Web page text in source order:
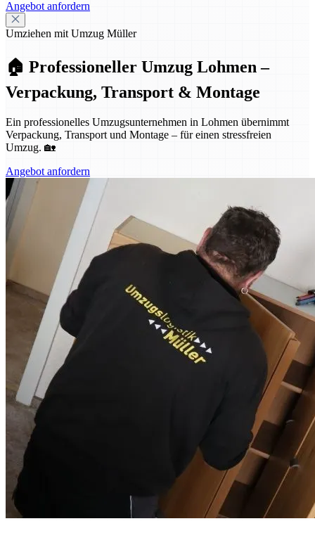
Angebot anfordern
Umziehen mit Umzug Müller
🏠 Professioneller Umzug Lohmen –
Verpackung, Transport & Montage
Ein professionelles Umzugsunternehmen in Lohmen übernimmt
Verpackung, Transport und Montage – für einen stressfreien
Umzug. 🏡
Angebot anfordern